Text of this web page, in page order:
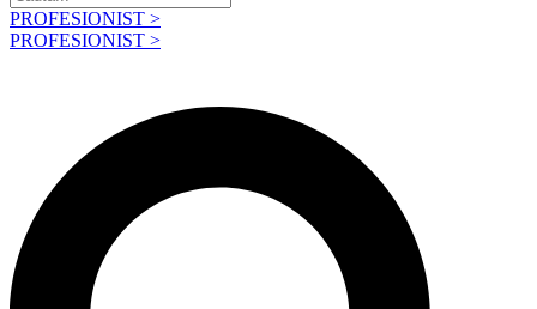
PROFESIONIST >
PROFESIONIST >